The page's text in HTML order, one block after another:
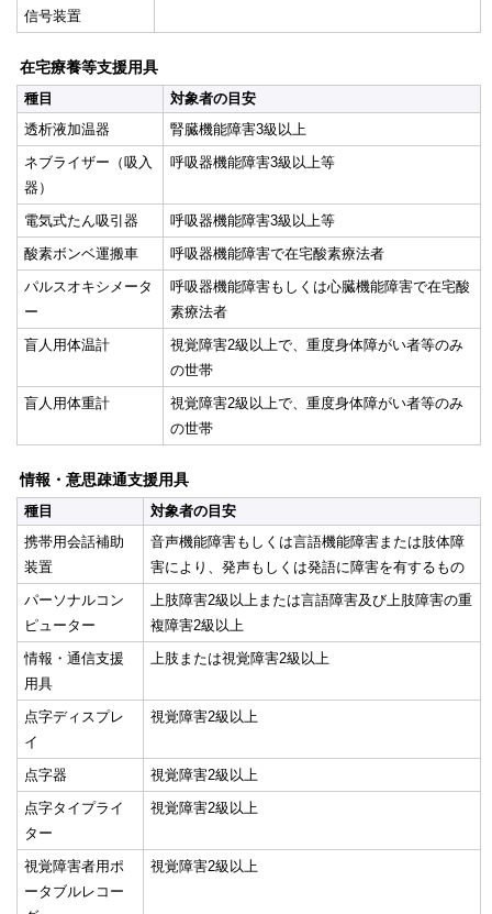
信号装置
在宅療養等支援用具
種目
対象者の目安
透析液加温器
腎臓機能障害3級以上
ネブライザー（吸入
器）
呼吸器機能障害3級以上等
電気式たん吸引器
呼吸器機能障害3級以上等
酸素ボンベ運搬車
呼吸器機能障害で在宅酸素療法者
パルスオキシメータ
ー
呼吸器機能障害もしくは心臓機能障害で在宅酸
素療法者
盲人用体温計
視覚障害2級以上で、重度身体障がい者等のみ
の世帯
盲人用体重計
視覚障害2級以上で、重度身体障がい者等のみ
の世帯
情報・意思疎通支援用具
種目
対象者の目安
携帯用会話補助
装置
音声機能障害もしくは言語機能障害または肢体障
害により、発声もしくは発語に障害を有するもの
パーソナルコン
ピューター
上肢障害2級以上または言語障害及び上肢障害の重
複障害2級以上
情報・通信支援
用具
上肢または視覚障害2級以上
点字ディスプレ
イ
視覚障害2級以上
点字器
視覚障害2級以上
点字タイプライ
ター
視覚障害2級以上
視覚障害者用ポ
ータブルレコー
視覚障害2級以上